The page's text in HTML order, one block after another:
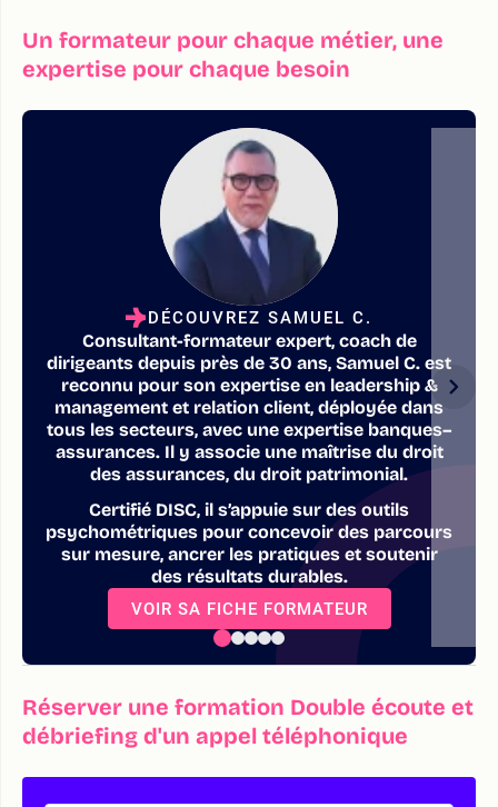
Un formateur pour chaque métier, une
expertise pour chaque besoin
DÉCOUVREZ SAMUEL C.
Consultant-formateur expert, coach de
dirigeants depuis près de 30 ans, Samuel C. est
reconnu pour son expertise en leadership &
management et relation client, déployée dans
tous les secteurs, avec une expertise banques–
assurances. Il y associe une maîtrise du droit
des assurances, du droit patrimonial.
Certifié DISC, il s’appuie sur des outils
psychométriques pour concevoir des parcours
sur mesure, ancrer les pratiques et soutenir
des résultats durables.
VOIR SA FICHE FORMATEUR
Réserver une formation Double écoute et
débriefing d'un appel téléphonique